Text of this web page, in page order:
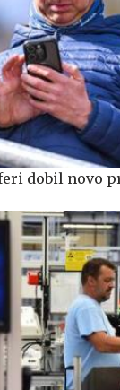
dobil novo